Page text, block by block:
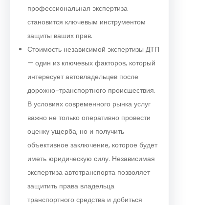
профессиональная экспертиза
становится ключевым инструментом
защиты ваших прав.
Стоимость независимой экспертизы ДТП
— один из ключевых факторов, который
интересует автовладельцев после
дорожно-транспортного происшествия.
В условиях современного рынка услуг
важно не только оперативно провести
оценку ущерба, но и получить
объективное заключение, которое будет
иметь юридическую силу. Независимая
экспертиза автотранспорта позволяет
защитить права владельца
транспортного средства и добиться